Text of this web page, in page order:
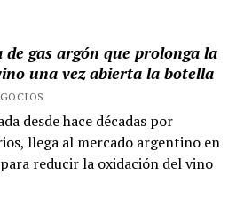
gas argón que prolonga la
una vez abierta la botella
desde hace décadas por
llega al mercado argentino en
reducir la oxidación del vino